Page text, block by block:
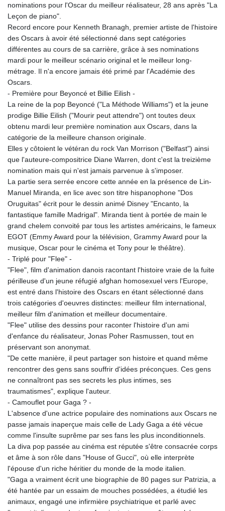
nominations pour l'Oscar du meilleur réalisateur, 28 ans après "La
Leçon de piano".
Record encore pour Kenneth Branagh, premier artiste de l'histoire
des Oscars à avoir été sélectionné dans sept catégories
différentes au cours de sa carrière, grâce à ses nominations
mardi pour le meilleur scénario original et le meilleur long-
métrage. Il n'a encore jamais été primé par l'Académie des
Oscars.
- Première pour Beyoncé et Billie Eilish -
La reine de la pop Beyoncé ("La Méthode Williams") et la jeune
prodige Billie Eilish ("Mourir peut attendre") ont toutes deux
obtenu mardi leur première nomination aux Oscars, dans la
catégorie de la meilleure chanson originale.
Elles y côtoient le vétéran du rock Van Morrison ("Belfast") ainsi
que l'auteure-compositrice Diane Warren, dont c'est la treizième
nomination mais qui n'est jamais parvenue à s'imposer.
La partie sera serrée encore cette année en la présence de Lin-
Manuel Miranda, en lice avec son titre hispanophone "Dos
Oruguitas" écrit pour le dessin animé Disney "Encanto, la
fantastique famille Madrigal". Miranda tient à portée de main le
grand chelem convoité par tous les artistes américains, le fameux
EGOT (Emmy Award pour la télévision, Grammy Award pour la
musique, Oscar pour le cinéma et Tony pour le théâtre).
- Triplé pour "Flee" -
"Flee", film d'animation danois racontant l'histoire vraie de la fuite
périlleuse d'un jeune réfugié afghan homosexuel vers l'Europe,
est entré dans l'histoire des Oscars en étant sélectionné dans
trois catégories d'oeuvres distinctes: meilleur film international,
meilleur film d'animation et meilleur documentaire.
"Flee" utilise des dessins pour raconter l'histoire d'un ami
d'enfance du réalisateur, Jonas Poher Rasmussen, tout en
préservant son anonymat.
"De cette manière, il peut partager son histoire et quand même
rencontrer des gens sans souffrir d'idées préconçues. Ces gens
ne connaîtront pas ses secrets les plus intimes, ses
traumatismes", explique l'auteur.
- Camouflet pour Gaga ? -
L'absence d'une actrice populaire des nominations aux Oscars ne
passe jamais inaperçue mais celle de Lady Gaga a été vécue
comme l'insulte suprême par ses fans les plus inconditionnels.
La diva pop passée au cinéma est réputée s'être consacrée corps
et âme à son rôle dans "House of Gucci", où elle interprète
l'épouse d'un riche héritier du monde de la mode italien.
"Gaga a vraiment écrit une biographie de 80 pages sur Patrizia, a
été hantée par un essaim de mouches possédées, a étudié les
animaux, engagé une infirmière psychiatrique et parlé avec